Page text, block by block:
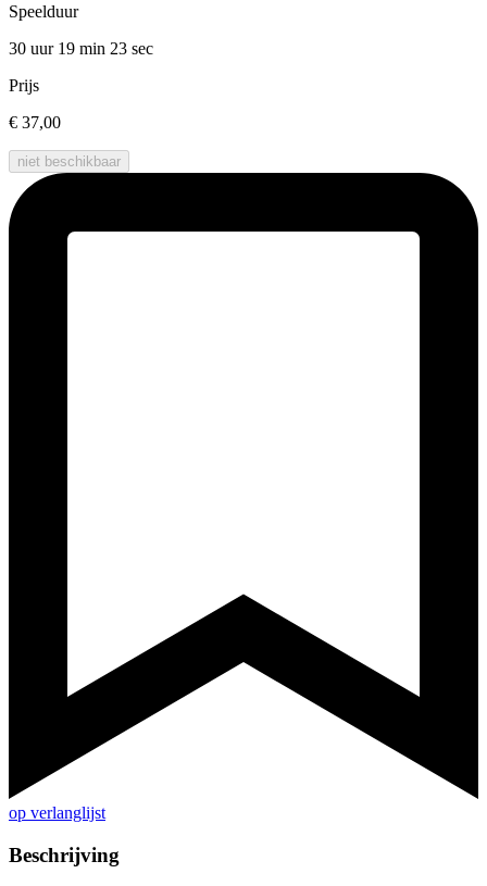
Speelduur
30 uur 19 min 23 sec
Prijs
€ 37,00
niet beschikbaar
op verlanglijst
Beschrijving